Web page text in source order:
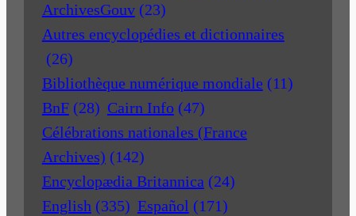
ArchivesGouv (23)
Autres encyclopédies et dictionnaires
(26)
Bibliothèque numérique mondiale (11)
BnF (28) Cairn Info (47)
Célébrations nationales (France
Archives) (142)
Encyclopædia Britannica (24)
English (335) Español (171)